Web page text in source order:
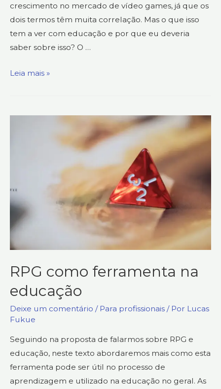
crescimento no mercado de vídeo games, já que os
dois termos têm muita correlação. Mas o que isso
tem a ver com educação e por que eu deveria
saber sobre isso? O …
Leia mais »
RPG como ferramenta na
educação
Deixe um comentário / Para profissionais / Por Lucas
Fukue
Seguindo na proposta de falarmos sobre RPG e
educação, neste texto abordaremos mais como esta
ferramenta pode ser útil no processo de
aprendizagem e utilizado na educação no geral. As